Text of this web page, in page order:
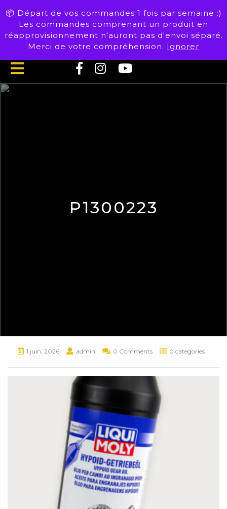
📦 Départ de vos commandes 1 fois par semaine :)
Les commandes comprenant un produit en
réapprovisionnement n'auront pas d'envoi séparé.
Merci de votre compréhension. Ignorer
to
content
Open
P1300223
1 juin, 2026 admin 0 Comments 0 categories